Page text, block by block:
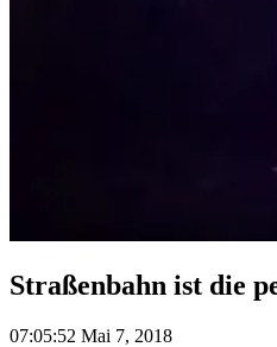
Straßenbahn ist die
07:05:52 Mai 7, 2018